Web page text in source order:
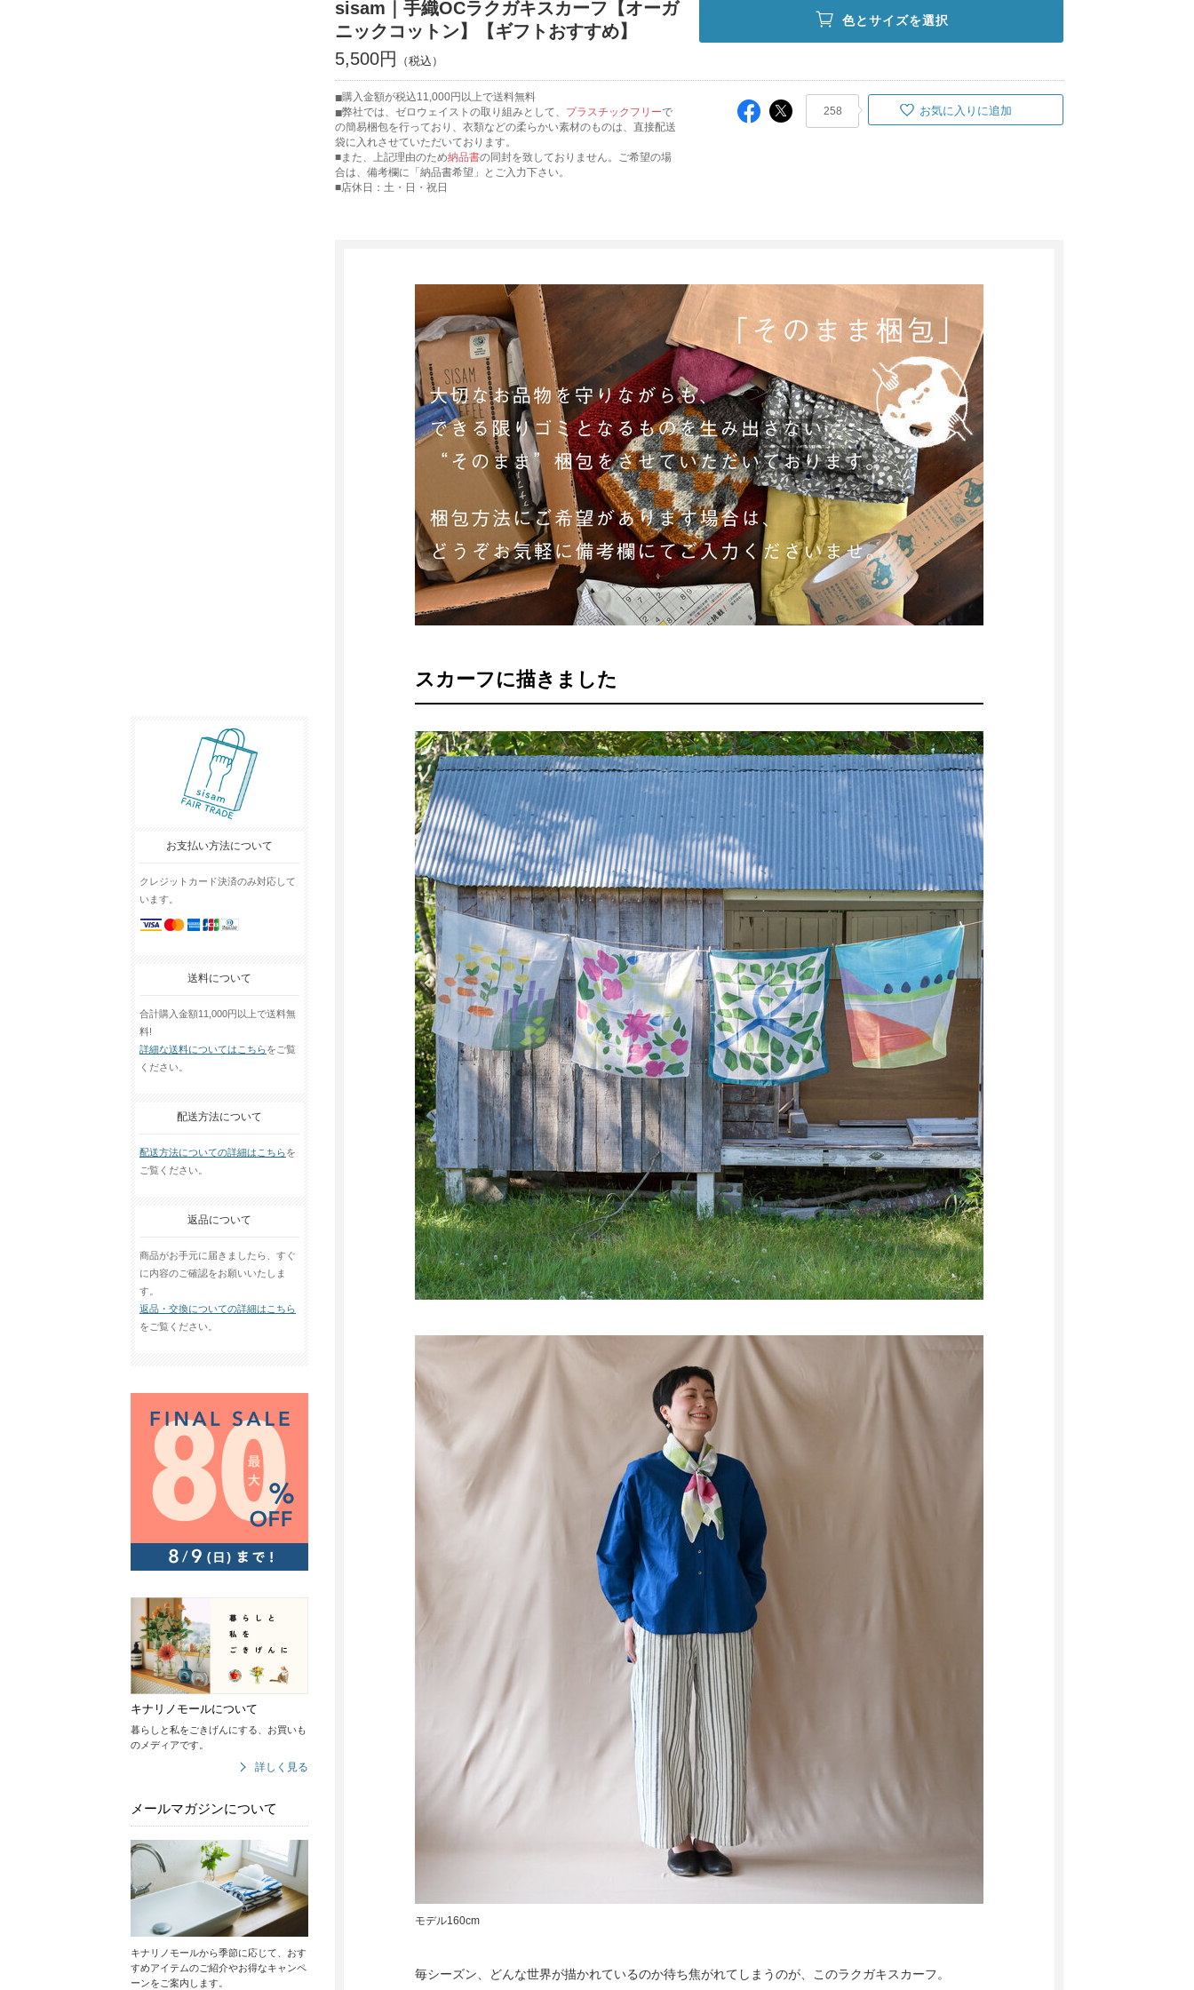
お支払い方法について
クレジットカード決済のみ対応して
います。
送料について
合計購入金額11,000円以上で送料無
料!
詳細な送料についてはこちらをご覧
ください。
配送方法について
配送方法についての詳細はこちらを
ご覧ください。
返品について
商品がお手元に届きましたら、すぐ
に内容のご確認をお願いいたしま
す。
返品・交換についての詳細はこちら
をご覧ください。
キナリノモールについて
暮らしと私をごきげんにする、お買いも
のメディアです。
詳しく見る
メールマガジンについて
キナリノモールから季節に応じて、おす
すめアイテムのご紹介やお得なキャンペ
ーンをご案内します。
sisam｜手織OCラクガキスカーフ【オーガ
ニックコットン】【ギフトおすすめ】
5,500円
色とサイズを選択
購入金額が税込11,000円以上で送料無料
弊社では、ゼロウェイストの取り組みとして、 プラスチックフリーで
の簡易梱包を行っており、衣類などの柔らかい素材のものは、直接配送
袋に入れさせていただいております。
■また、上記理由のため納品書の同封を致しておりません。ご希望の場
合は、備考欄に「納品書希望」とご入力下さい。
■店休日：土・日・祝日
258 お気に入りに追加
スカーフに描きました
モデル160cm
毎シーズン、どんな世界が描かれているのか待ち焦がれてしまうのが、このラクガキスカーフ。